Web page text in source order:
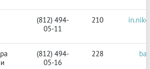
(812) 494-
05-11
210
(812) 494-
05-16
228